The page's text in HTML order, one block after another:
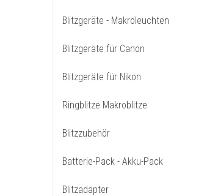
Blitzgeräte - Makroleuchten
Blitzgeräte für Canon
Blitzgeräte für Nikon
Ringblitze Makroblitze
Blitzzubehör
Batterie-Pack - Akku-Pack
Blitzadapter